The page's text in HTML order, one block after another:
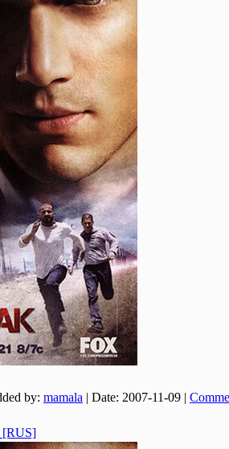
by: mamala | Date: 2007-11-09 |
[RUS]